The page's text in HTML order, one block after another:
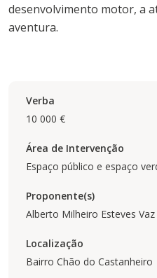
Verba
10 000 €
Área de Intervenção
Espaço público e espaço
Proponente(s)
Alberto Milheiro Esteves Vaz
Localização
Bairro Chão do Castanheiro
desenvolvimento motor, a
aventura.